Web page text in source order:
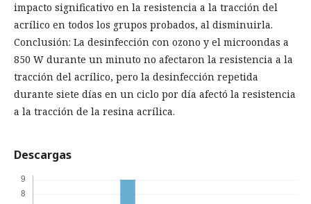
impacto significativo en la resistencia a la tracción del
acrílico en todos los grupos probados, al disminuirla.
Conclusión: La desinfección con ozono y el microondas a
850 W durante un minuto no afectaron la resistencia a la
tracción del acrílico, pero la desinfección repetida
durante siete días en un ciclo por día afectó la resistencia
a la tracción de la resina acrílica.
Descargas